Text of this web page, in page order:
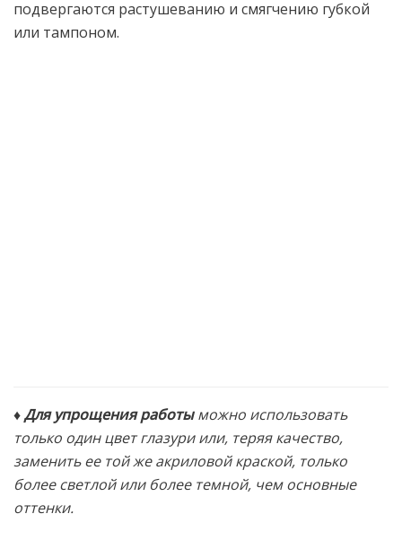
подвергаются растушеванию и смягчению губкой
или тампоном.
♦ Для упрощения работыможно использовать
только один цвет глазури или, теряя качество,
заменить ее той же акриловой краской, только
более светлой или более темной, чем основные
оттенки.